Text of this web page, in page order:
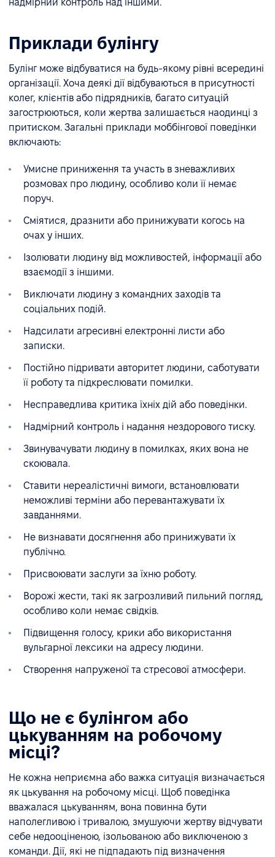
надмірний контроль над іншими.
Приклади булінгу
Булінг може відбуватися на будь-якому рівні всередині
організації. Хоча деякі дії відбуваються в присутності
колег, клієнтів або підрядників, багато ситуацій
загострюються, коли жертва залишається наодинці з
притиском. Загальні приклади моббінгової поведінки
включають:
Умисне приниження та участь в зневажливих
розмовах про людину, особливо коли її немає
поруч.
Сміятися, дразнити або принижувати когось на
очах у інших.
Ізолювати людину від можливостей, інформації або
взаємодії з іншими.
Виключати людину з командних заходів та
соціальних подій.
Надсилати агресивні електронні листи або
записки.
Постійно підривати авторитет людини, саботувати
її роботу та підкреслювати помилки.
Несправедлива критика їхніх дій або поведінки.
Надмірний контроль і надання нездорового тиску.
Звинувачувати людину в помилках, яких вона не
скоювала.
Ставити нереалістичні вимоги, встановлювати
неможливі терміни або перевантажувати їх
завданнями.
Не визнавати досягнення або принижувати їх
публічно.
Присвоювати заслуги за їхню роботу.
Ворожі жести, такі як загрозливий пильний погляд,
особливо коли немає свідків.
Підвищення голосу, крики або використання
вульгарної лексики на адресу людини.
Створення напруженої та стресової атмосфери.
Що не є булінгом або
цькуванням на робочому
місці?
Не кожна неприємна або важка ситуація визначається
як цькування на робочому місці. Щоб поведінка
вважалася цькуванням, вона повинна бути
наполегливою і тривалою, змушуючи жертву відчувати
себе недооціненою, ізольованою або виключеною з
команди. Дії, які не підпадають під визначення